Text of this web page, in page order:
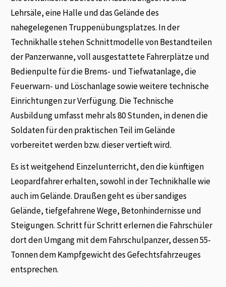
Lehrsäle, eine Halle und das Gelände des
nahegelegenen Truppenübungsplatzes. In der
Technikhalle stehen Schnittmodelle von Bestandteilen
der Panzerwanne, voll ausgestattete Fahrerplätze und
Bedienpulte für die Brems- und Tiefwatanlage, die
Feuerwarn- und Löschanlage sowie weitere technische
Einrichtungen zur Verfügung. Die Technische
Ausbildung umfasst mehr als 80 Stunden, in denen die
Soldaten für den praktischen Teil im Gelände
vorbereitet werden bzw. dieser vertieft wird.
Es ist weitgehend Einzelunterricht, den die künftigen
Leopardfahrer erhalten, sowohl in der Technikhalle wie
auch im Gelände. Draußen geht es über sandiges
Gelände, tiefgefahrene Wege, Betonhindernisse und
Steigungen. Schritt für Schritt erlernen die Fahrschüler
dort den Umgang mit dem Fahrschulpanzer, dessen 55-
Tonnen dem Kampfgewicht des Gefechtsfahrzeuges
entsprechen.